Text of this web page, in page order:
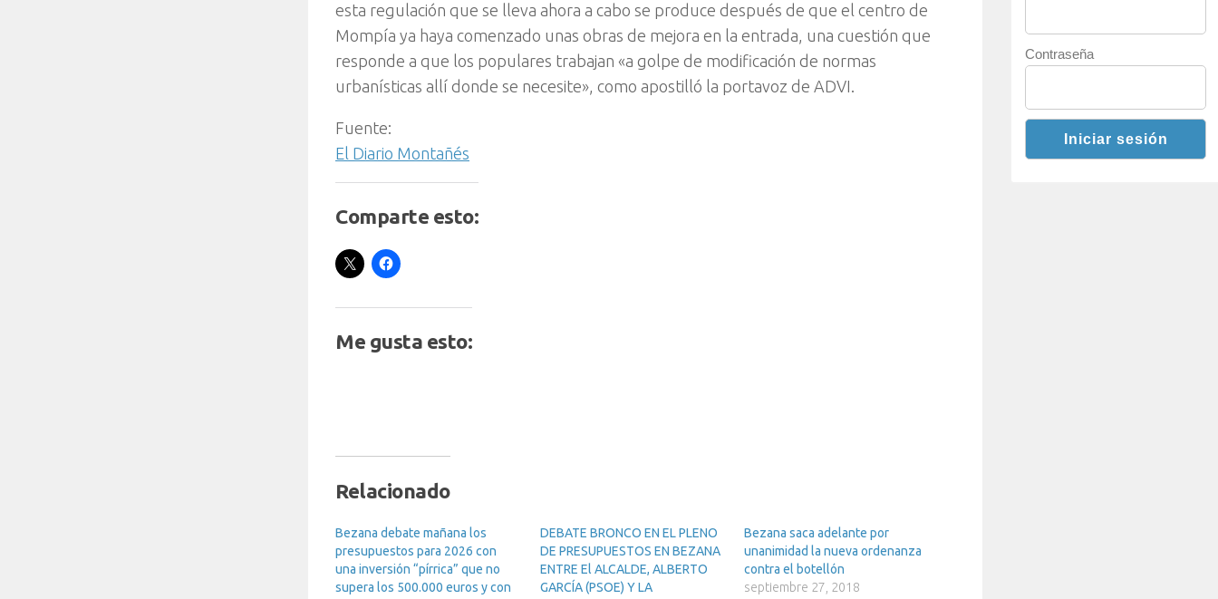
esta regulación que se lleva ahora a cabo se produce después de que el centro de
Mompía ya haya comenzado unas obras de mejora en la entrada, una cuestión que
responde a que los populares trabajan «a golpe de modificación de normas
urbanísticas allí donde se necesite», como apostilló la portavoz de ADVI.
Fuente:
El Diario Montañés
Comparte esto:
Me gusta esto:
Relacionado
Bezana debate mañana los
presupuestos para 2026 con
una inversión “pírrica” que no
supera los 500.000 euros y con
DEBATE BRONCO EN EL PLENO
DE PRESUPUESTOS EN BEZANA
ENTRE El ALCALDE, ALBERTO
GARCÍA (PSOE) Y LA
Bezana saca adelante por
unanimidad la nueva ordenanza
contra el botellón
septiembre 27, 2018
Contraseña